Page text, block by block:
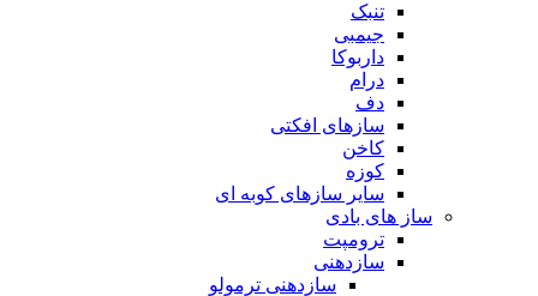
تنبک
جیمبی
داربوکا
درام
دف
سازهای افکتی
کاخن
کوزه
سایر سازهای کوبه ای
ساز های بادی
ترومپت
سازدهنی
سازدهنی ترمولو